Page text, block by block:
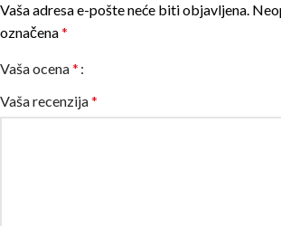
Vaša adresa e-pošte neće biti objavljena.
označena*
Vaša ocena*
Vaša recenzija*